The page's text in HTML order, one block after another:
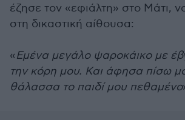
έζησε τον «εφιάλτη» στο Μάτι,
στη δικαστική αίθουσα:
«Εμένα μεγάλο ψαροκάικο με
την κόρη μου. Και άφησα πίσω
θάλασσα το παιδί μου πεθαμένο